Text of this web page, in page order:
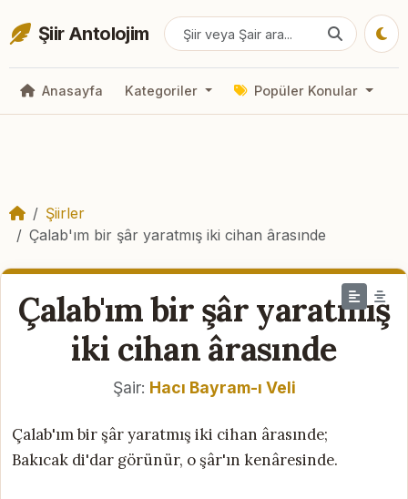
Şiir Antolojim
Anasayfa Kategoriler Popüler Konular
Şiirler
Çalab'ım bir şâr yaratmış iki cihan ârasınde
Çalab'ım bir şâr yaratmış
iki cihan ârasınde
Şair: Hacı Bayram-ı Veli
Çalab'ım bir şâr yaratmış iki cihan ârasınde;
Bakıcak di'dar görünür, o şâr'ın kenâresinde.